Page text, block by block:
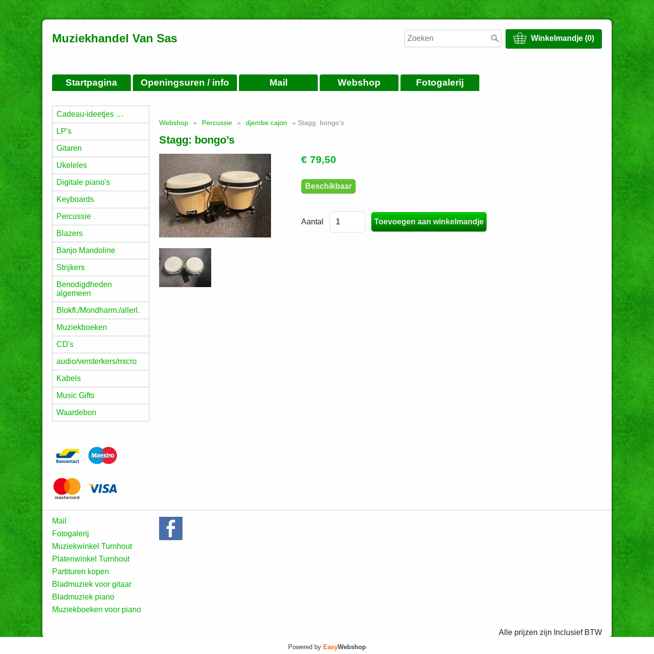
Muziekhandel Van Sas Winkelmandje (0)
Startpagina Openingsuren / info Mail Webshop Fotogalerij
Cadeau-ideetjes …
LP's
Gitaren
Ukeleles
Digitale piano's
Keyboards
Percussie
Blazers
Banjo Mandoline
Strijkers
Benodigdheden
algemeen
Blokfl./Mondharm./allerl.
Muziekboeken
CD's
audio/versterkers/micro
Kabels
Music Gifts
Waardebon
Webshop » Percussie » djembe cajon » Stagg: bongo’s
Stagg: bongo’s
€ 79,50
Beschikbaar
Aantal
Mail
Fotogalerij
Muziekwinkel Turnhout
Platenwinkel Turnhout
Partituren kopen
Bladmuziek voor gitaar
Bladmuziek piano
Muziekboeken voor piano
Alle prijzen zijn Inclusief BTW
Powered by EasyWebshop